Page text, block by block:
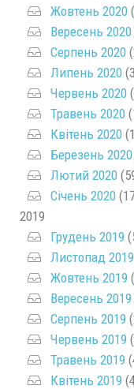
Жовтень 2020
Вересень 2020
Серпень 2020
Липень 2020
Червень 2020
Травень 2020
Квітень 2020
Березень 2020
Лютий 2020
Січень 2020
2019
Грудень 2019
Листопад 2019
Жовтень 2019
Вересень 2019
Серпень 2019
Червень 2019
Травень 2019
Квітень 2019